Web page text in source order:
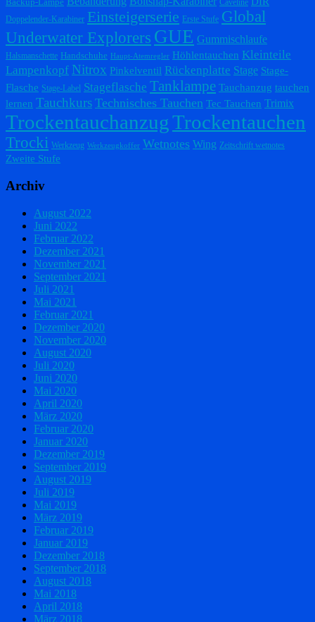
Caveline
Doppelender-Karabiner Einsteigerserie Erste Stufe Global
Underwater Explorers GUE Gummischlaufe
Halsmanschette Handschuhe Haupt-Atemregler Höhlentauchen Kleinteile
Lampenkopf Nitrox Pinkelventil Rückenplatte Stage Stage-
Flasche Stage-Label Stageflasche Tanklampe Tauchanzug tauchen
lernen Tauchkurs Technisches Tauchen Tec Tauchen Trimix
TrockentauchanzugTrockentauchen
Trocki Werkzeug Werkzeugkoffer Wetnotes Wing Zeitschrift wetnotes
Zweite Stufe
Archiv
August 2022
Juni 2022
Februar 2022
Dezember 2021
November 2021
September 2021
Juli 2021
Mai 2021
Februar 2021
Dezember 2020
November 2020
August 2020
Juli 2020
Juni 2020
Mai 2020
April 2020
März 2020
Februar 2020
Januar 2020
Dezember 2019
September 2019
August 2019
Juli 2019
Mai 2019
März 2019
Februar 2019
Januar 2019
Dezember 2018
September 2018
August 2018
Mai 2018
April 2018
März 2018